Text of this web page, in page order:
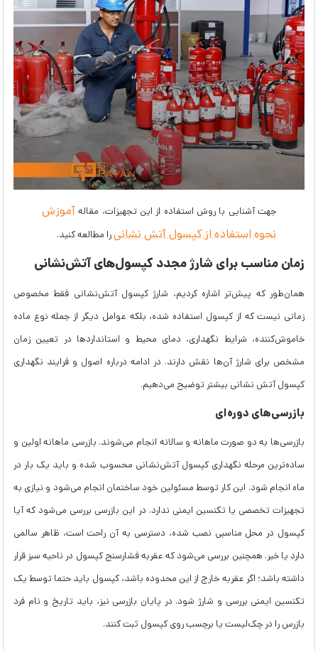
جهت آشنایی با روش استفاده از این تجهیزات، مقاله آموزش
نحوه استفاده از کپسول آتش نشانیرا مطالعه کنید.
زمان مناسب برای شارژ مجدد کپسول‌های آتش‌نشانی
همان‌طور که پیش‌تر اشاره کردیم، شارژ کپسول آتش‌نشانی فقط مخصوص
زمانی نیست که از کپسول استفاده شده، بلکه عوامل دیگر از جمله نوع ماده
خاموش‌کننده، شرایط نگهداری، دمای محیط و استانداردها در تعیین زمان
مشخص برای شارژ آن‌ها نقش دارند. در ادامه درباره اصول و فرایند نگهداری
کپسول آتش نشانی بیشتر توضیح می‌دهیم.
بازرسی‌های دوره‌ای
بازرسی‌ها به دو صورت ماهانه و سالانه انجام می‌شوند. بازرسی ماهانه اولین و
ساده‌ترین مرحله نگهداری کپسول آتش‌نشانی محسوب شده و باید یک بار در
ماه انجام شود. این کار توسط مسئولین خود ساختمان انجام می‌شود و نیازی به
تجهیزات تخصصی یا تکنسین ایمنی ندارد. در این بازرسی بررسی می‌شود که آیا
کپسول در محل مناسبی نصب شده، دسترسی به آن راحت است، ظاهر سالمی
دارد یا خیر. همچنین بررسی می‌شود که عقربه فشارسنج کپسول در ناحیه سبز قرار
داشته باشد؛ اگر عقربه خارج از این محدوده باشد، کپسول باید حتما توسط یک
تکنسین ایمنی بررسی و شارژ شود. در پایان بازرسی نیز، باید تاریخ و نام فرد
بازرس را در چک‌لیست یا برچسب روی کپسول ثبت کنند.